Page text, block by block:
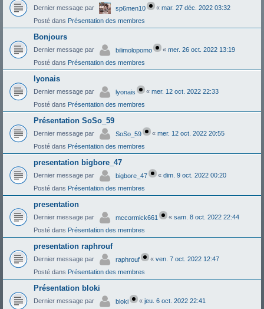
Dernier message par sp6men10 « mar. 27 déc. 2022 03:32
Posté dans Présentation des membres
Bonjours
Dernier message par bilimolopomo « mer. 26 oct. 2022 13:19
Posté dans Présentation des membres
lyonais
Dernier message par lyonais « mer. 12 oct. 2022 22:33
Posté dans Présentation des membres
Présentation SoSo_59
Dernier message par SoSo_59 « mer. 12 oct. 2022 20:55
Posté dans Présentation des membres
presentation bigbore_47
Dernier message par bigbore_47 « dim. 9 oct. 2022 00:20
Posté dans Présentation des membres
presentation
Dernier message par mccormick661 « sam. 8 oct. 2022 22:44
Posté dans Présentation des membres
presentation raphrouf
Dernier message par raphrouf « ven. 7 oct. 2022 12:47
Posté dans Présentation des membres
Présentation bloki
Dernier message par bloki « jeu. 6 oct. 2022 22:41